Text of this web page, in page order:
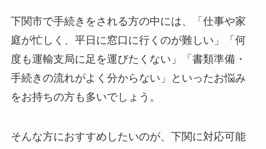
下関市で手続きをされる方の中には、「仕事や家
庭が忙しく、平日に窓口に行くのが難しい」「何
度も運輸支局に足を運びたくない」「書類準備・
手続きの流れがよく分からない」といったお悩み
をお持ちの方も多いでしょう。
そんな方におすすめしたいのが、下関に対応可能